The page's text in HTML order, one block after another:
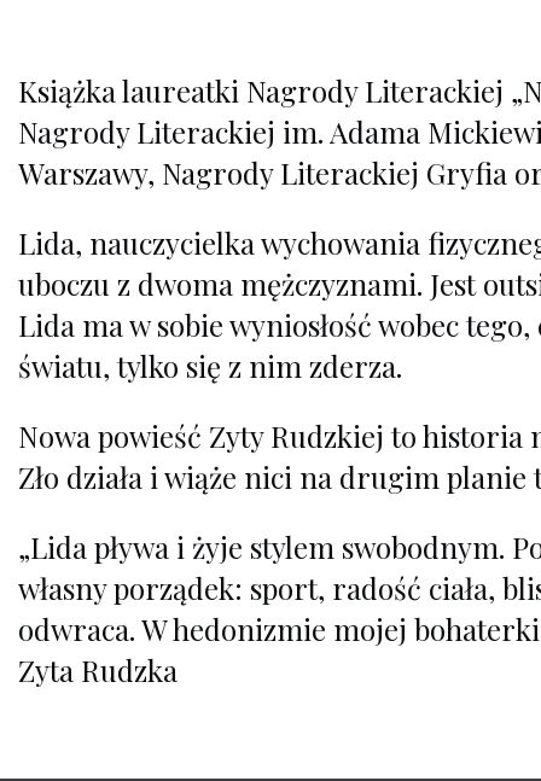
Książka laureatki Nagrody Literackiej
Nagrody Literackiej im. Adama
Warszawy, Nagrody Literackiej Gryfia
Lida, nauczycielka wychowania
uboczu z dwoma mężczyznami. Jest
Lida ma w sobie wyniosłość wobec
światu, tylko się z nim zderza.
Nowa powieść Zyty Rudzkiej to historia
Zło działa i wiąże nici na drugim planie
„Lida pływa i żyje stylem swobodnym.
własny porządek: sport, radość ciała,
odwraca. W hedonizmie mojej
Zyta Rudzka